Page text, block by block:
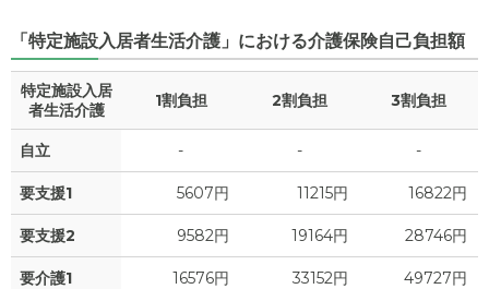
「特定施設入居者生活介護」における介護保険自己負担額
特定施設入居
者生活介護
1割負担 2割負担 3割負担
自立 - - -
要支援1 5607円 11215円 16822円
要支援2 9582円 19164円 28746円
要介護1 16576円 33152円 49727円